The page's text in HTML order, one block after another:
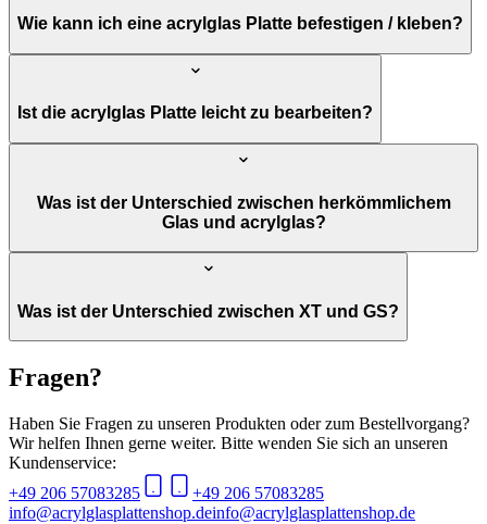
Wie kann ich eine acrylglas Platte befestigen / kleben?
Ist die acrylglas Platte leicht zu bearbeiten?
Was ist der Unterschied zwischen herkömmlichem
Glas und acrylglas?
Was ist der Unterschied zwischen XT und GS?
Fragen?
Haben Sie Fragen zu unseren Produkten oder zum Bestellvorgang?
Wir helfen Ihnen gerne weiter. Bitte wenden Sie sich an unseren
Kundenservice:
+49 206 57083285
+49 206 57083285
info@acrylglasplattenshop.deinfo@acrylglasplattenshop.de